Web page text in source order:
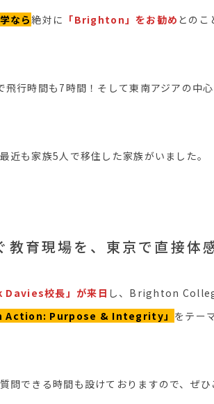
なら絶対に 「Brighton」をお勧め との
行時間も7時間！そして東南アジアの中
近も家族5人で移住した家族がいました。
教育現場を、東京で直接体
Davies校長」が来日 し、Brighton
Action: Purpose & Integrity」 をテー
問できる時間も設けておりますので、ぜ